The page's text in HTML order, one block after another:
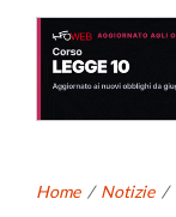
Home / Notizie /